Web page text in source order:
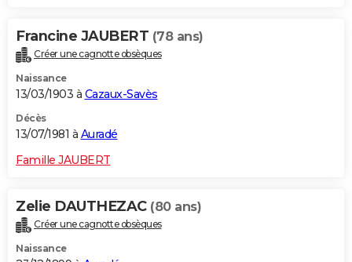
Francine JAUBERT (78 ans)
Créer une cagnotte obsèques
Naissance
13/03/1903 à Cazaux-Savès
Décès
13/07/1981 à Auradé
Famille JAUBERT
Zelie DAUTHEZAC (80 ans)
Créer une cagnotte obsèques
Naissance